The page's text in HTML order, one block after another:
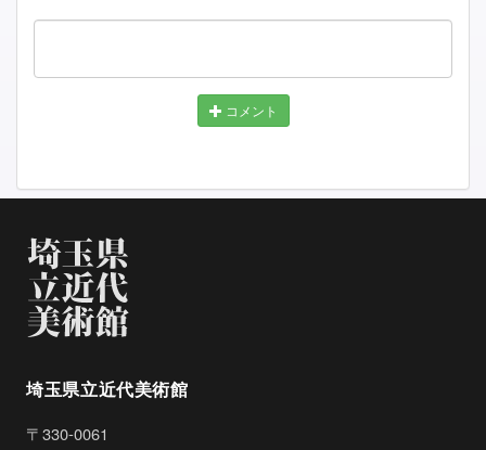
コメント
埼玉県立近代美術館
〒330-0061